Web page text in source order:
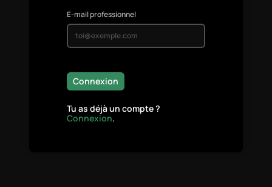
E-mail professionnel
Connexion
Tu as déjà un compte ?
Connexion.